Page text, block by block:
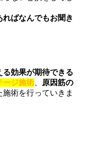
ばなんでもお聞き
る効果が期待できる
ージ施術、
原因筋の
術を行っていきま